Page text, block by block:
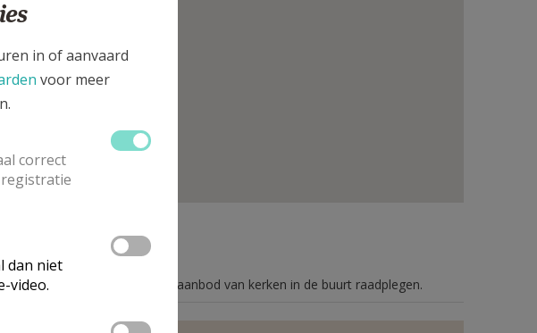
lijst
onderstaande lijst kan je het aanbod van kerken in de buurt raadplegen.
in of aanvaard
voor meer
correct
dan niet
video.